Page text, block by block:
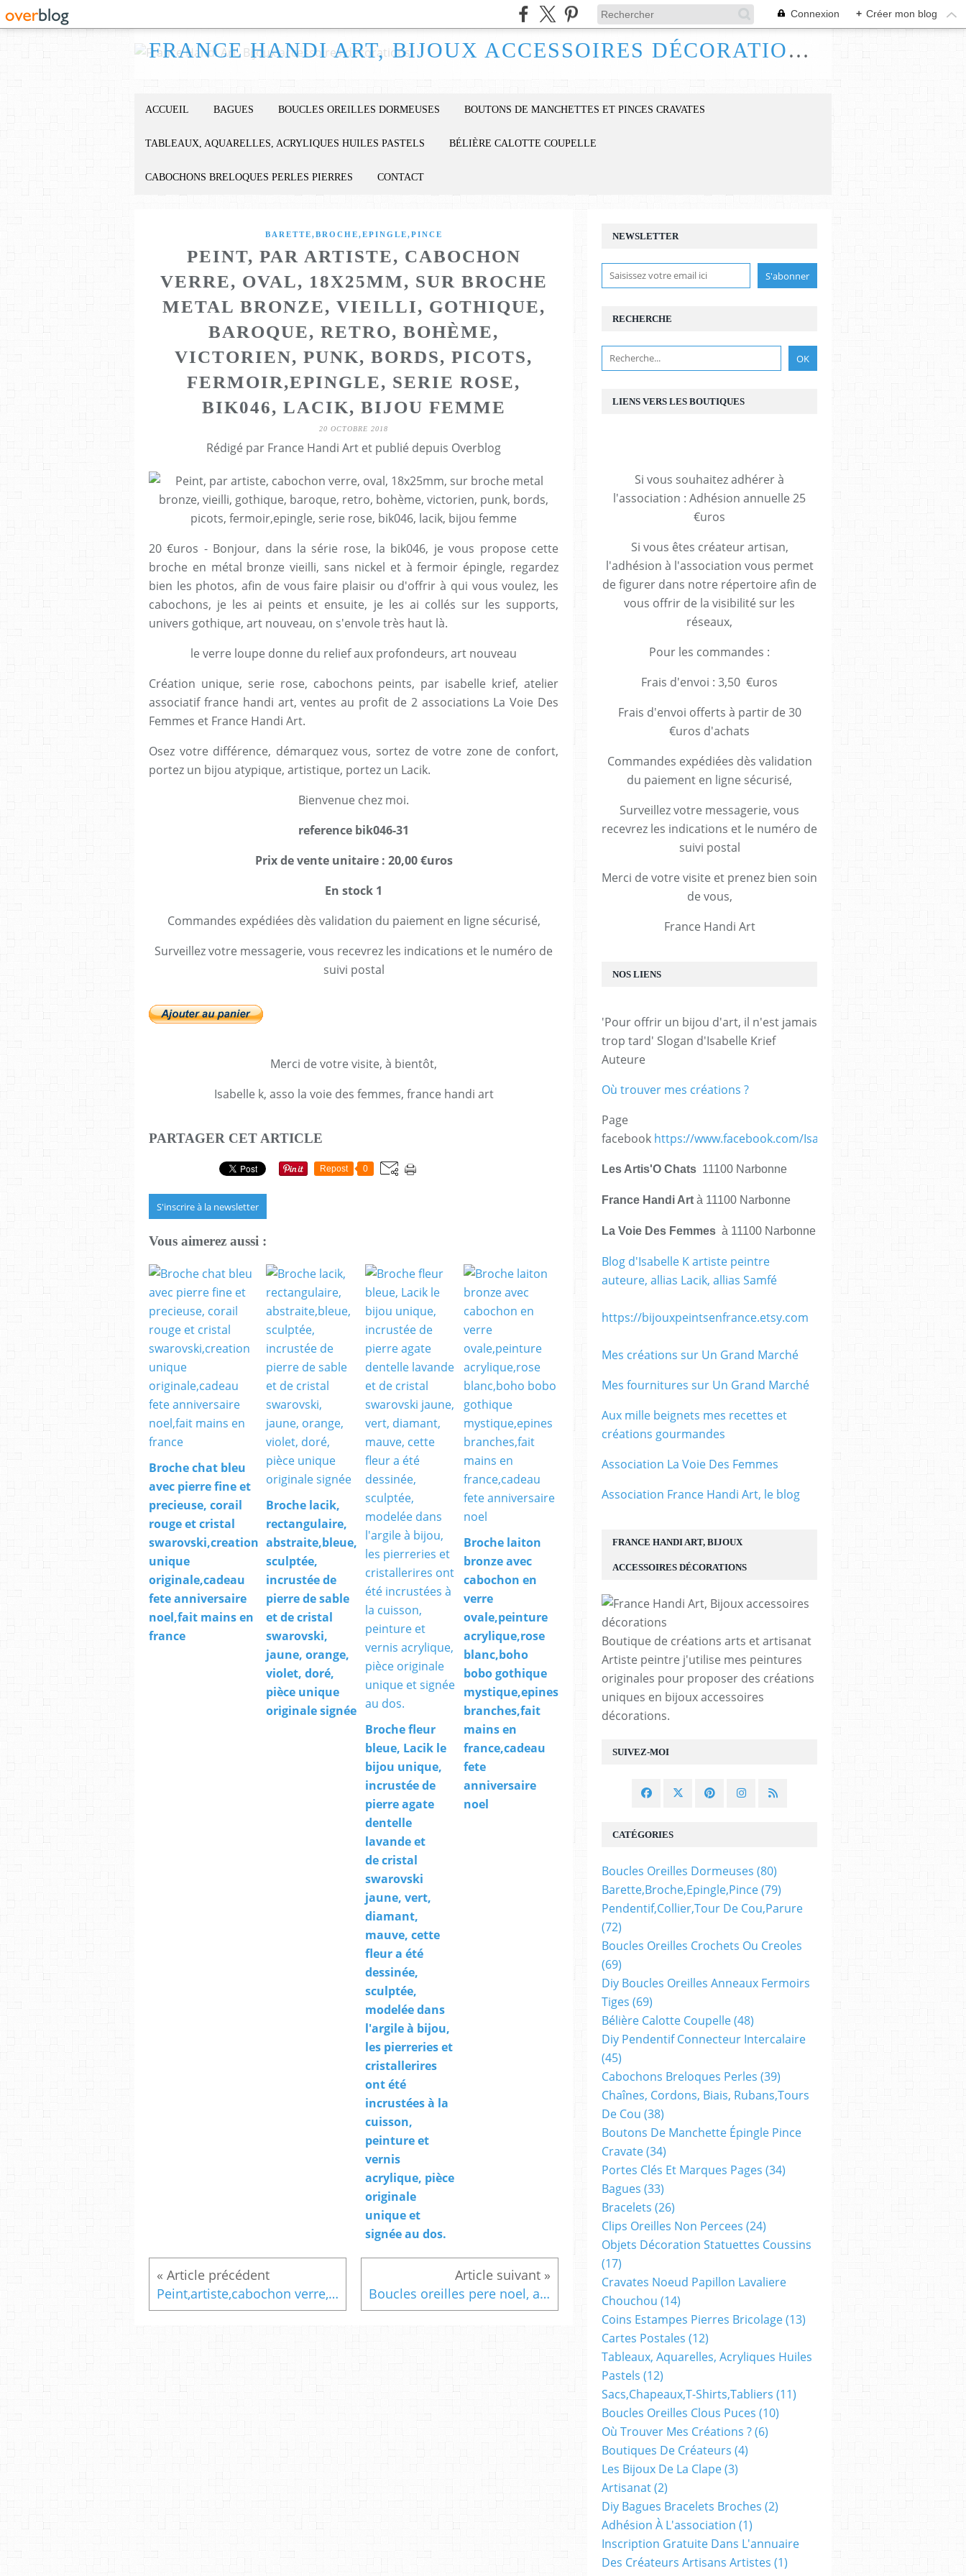
Connexion + Créer mon blog
FRANCE HANDI ART, BIJOUX ACCESSOIRES DÉCORATIONS
ACCUEIL BAGUES BOUCLES OREILLES DORMEUSES BOUTONS DE MANCHETTES ET PINCES CRAVATES
TABLEAUX, AQUARELLES, ACRYLIQUES HUILES PASTELS BÉLIÈRE CALOTTE COUPELLE
CABOCHONS BRELOQUES PERLES PIERRES CONTACT
BARETTE,BROCHE,EPINGLE,PINCE
PEINT, PAR ARTISTE, CABOCHON
VERRE, OVAL, 18X25MM, SUR BROCHE
METAL BRONZE, VIEILLI, GOTHIQUE,
BAROQUE, RETRO, BOHÈME,
VICTORIEN, PUNK, BORDS, PICOTS,
FERMOIR,EPINGLE, SERIE ROSE,
BIK046, LACIK, BIJOU FEMME
20 OCTOBRE 2018
Rédigé par France Handi Art et publié depuis Overblog
20 €uros - Bonjour, dans la série rose, la bik046, je vous propose cette
broche en métal bronze vieilli, sans nickel et à fermoir épingle, regardez
bien les photos, afin de vous faire plaisir ou d'offrir à qui vous voulez, les
cabochons, je les ai peints et ensuite, je les ai collés sur les supports,
univers gothique, art nouveau, on s'envole très haut là.
le verre loupe donne du relief aux profondeurs, art nouveau
Création unique, serie rose, cabochons peints, par isabelle krief, atelier
associatif france handi art, ventes au profit de 2 associations La Voie Des
Femmes et France Handi Art.
Osez votre différence, démarquez vous, sortez de votre zone de confort,
portez un bijou atypique, artistique, portez un Lacik.
Bienvenue chez moi.
reference bik046-31
Prix de vente unitaire : 20,00 €uros
En stock 1
Commandes expédiées dès validation du paiement en ligne sécurisé,
Surveillez votre messagerie, vous recevrez les indications et le numéro de
suivi postal
Merci de votre visite, à bientôt,
Isabelle k, asso la voie des femmes, france handi art
PARTAGER CET ARTICLE
Repost 0
S'inscrire à la newsletter
Vous aimerez aussi :
Broche chat bleu
avec pierre fine et
precieuse, corail
rouge et cristal
swarovski,creation
unique
originale,cadeau
fete anniversaire
noel,fait mains en
france
Broche lacik,
rectangulaire,
abstraite,bleue,
sculptée,
incrustée de
pierre de sable
et de cristal
swarovski,
jaune, orange,
violet, doré,
pièce unique
originale signée
Broche fleur
bleue, Lacik le
bijou unique,
incrustée de
pierre agate
dentelle
lavande et
de cristal
swarovski
jaune, vert,
diamant,
mauve, cette
fleur a été
dessinée,
sculptée,
modelée dans
l'argile à bijou,
les pierreries et
cristallerires
ont été
incrustées à la
cuisson,
peinture et
vernis
acrylique, pièce
originale
unique et
signée au dos.
Broche laiton
bronze avec
cabochon en
verre
ovale,peinture
acrylique,rose
blanc,boho
bobo gothique
mystique,epines
branches,fait
mains en
france,cadeau
fete
anniversaire
noel
Peint,artiste,cabochon verre, oval, 18x25mm, sur broche, metal bronze,meches,vieilli, gothique, baroque, hyppie, bohème,bijou fantastique, punk, reine margot, fermoir,epingle, serie rose, bik046, lacik, bijou femme Boucles oreilles pere noel, avec sa hotte a cadeaux et cloches avec grelots,rouge vert argent,crochets acier inoxydable
NEWSLETTER
SUIVEZ-MOI
RECHERCHE
FRANCE HANDI ART, BIJOUX
ACCESSOIRES DÉCORATIONS
Boutique de créations arts et artisanat
Artiste peintre j'utilise mes peintures
originales pour proposer des créations
uniques en bijoux accessoires
décorations.
CATÉGORIES
Boucles Oreilles Dormeuses (80)
Barette,broche,epingle,pince(79)
Pendentif,collier,tour De Cou,parure
(72)
Boucles Oreilles Crochets Ou Creoles
(69)
Diy Boucles Oreilles Anneaux Fermoirs
Tiges (69)
Bélière Calotte Coupelle(48)
Diy Pendentif Connecteur Intercalaire
(45)
Cabochons Breloques Perles (39)
Chaînes, Cordons, Biais, Rubans,tours
De Cou (38)
Boutons De Manchette Épingle Pince
Cravate(34)
Portes Clés Et Marques Pages (34)
Bagues (33)
Bracelets (26)
Clips Oreilles Non Percees (24)
Objets Décoration Statuettes Coussins
(17)
Cravates Noeud Papillon Lavaliere
Chouchou (14)
Coins Estampes Pierres Bricolage(13)
Cartes Postales (12)
Tableaux, Aquarelles, Acryliques Huiles
Pastels (12)
Sacs,chapeaux,t-Shirts,tabliers (11)
Boucles Oreilles Clous Puces (10)
Où Trouver Mes Créations ?(6)
Boutiques De Créateurs (4)
Les Bijoux De La Clape(3)
Artisanat(2)
Diy Bagues Bracelets Broches (2)
Adhésion À L'association (1)
Inscription Gratuite Dans L'annuaire
Des Créateurs Artisans Artistes (1)
LIENS VERS LES BOUTIQUES
Si vous souhaitez adhérer à
l'association : Adhésion annuelle 25
€uros
Si vous êtes créateur artisan,
l'adhésion à l'association vous permet
de figurer dans notre répertoire afin de
vous offrir de la visibilité sur les
réseaux,
Pour les commandes :
Frais d'envoi : 3,50 €uros
Frais d'envoi offerts à partir de 30
€uros d'achats
Commandes expédiées dès validation
du paiement en ligne sécurisé,
Surveillez votre messagerie, vous
recevrez les indications et le numéro de
suivi postal
Merci de votre visite et prenez bien soin
de vous,
France Handi Art
NOS LIENS
'Pour offrir un bijou d'art, il n'est jamais
trop tard' Slogan d'Isabelle Krief
Auteure
Où trouver mes créations ?
Page
facebook https://www.facebook.com/IsabelleKrief.ArtistePeintre/
Les Artis'O Chats 11100 Narbonne
France Handi Art à 11100 Narbonne
La Voie Des Femmes à 11100 Narbonne
Blog d'Isabelle K artiste peintre
auteure, allias Lacik, allias Samfé
https://bijouxpeintsenfrance.etsy.com
Mes créations sur Un Grand Marché
Mes fournitures sur Un Grand Marché
Aux mille beignets mes recettes et
créations gourmandes
Association La Voie Des Femmes
Association France Handi Art, le blog